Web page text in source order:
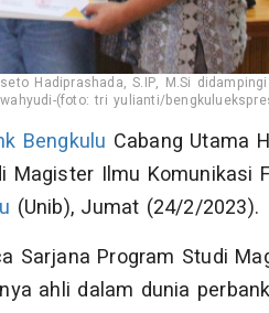
Hadiprashada, S.IP, M.Si
(foto: tri yulianti/
Bengkulu Cabang Utama
Magister Ilmu Komunikasi
(Unib), Jumat (24/2/2023).
Sarjana Program Studi
ahli dalam dunia